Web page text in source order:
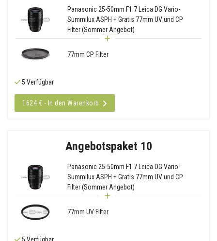
Panasonic 25-50mm F1.7 Leica DG Vario-
Summilux ASPH + Gratis 77mm UV und CP
Filter (Sommer Angebot)
77mm CP Filter
5 Verfügbar
1624 € - In den Warenkorb
Angebotspaket 10
Panasonic 25-50mm F1.7 Leica DG Vario-
Summilux ASPH + Gratis 77mm UV und CP
Filter (Sommer Angebot)
77mm UV Filter
5 Verfügbar